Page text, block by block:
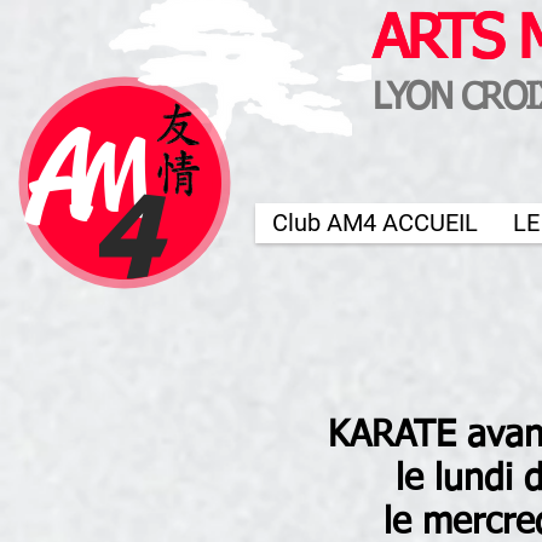
ARTS
LYON
AM
4
ARTS
LYON
KARATE
le lundi
le
Club AM4 ACCUEIL